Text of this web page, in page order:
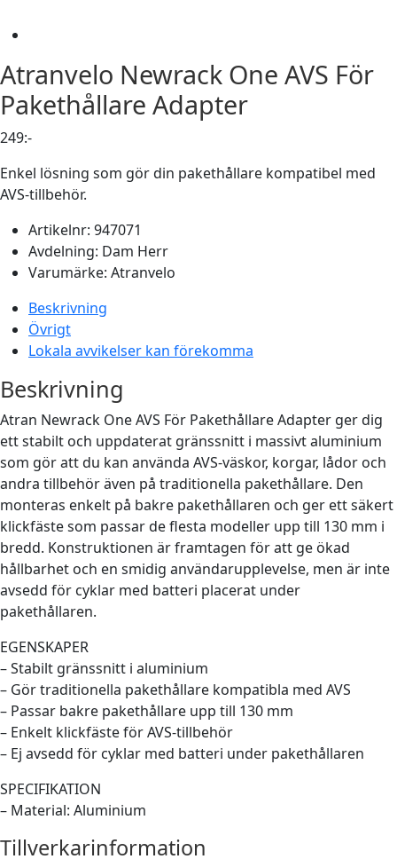
Atranvelo Newrack One AVS För
Pakethållare Adapter
249:-
Enkel lösning som gör din pakethållare kompatibel med
AVS-tillbehör.
Artikelnr: 947071
Avdelning: Dam Herr
Varumärke: Atranvelo
Beskrivning
Övrigt
Lokala avvikelser kan förekomma
Beskrivning
Atran Newrack One AVS För Pakethållare Adapter ger dig
ett stabilt och uppdaterat gränssnitt i massivt aluminium
som gör att du kan använda AVS-väskor, korgar, lådor och
andra tillbehör även på traditionella pakethållare. Den
monteras enkelt på bakre pakethållaren och ger ett säkert
klickfäste som passar de flesta modeller upp till 130 mm i
bredd. Konstruktionen är framtagen för att ge ökad
hållbarhet och en smidig användarupplevelse, men är inte
avsedd för cyklar med batteri placerat under
pakethållaren.
EGENSKAPER
– Stabilt gränssnitt i aluminium
– Gör traditionella pakethållare kompatibla med AVS
– Passar bakre pakethållare upp till 130 mm
– Enkelt klickfäste för AVS-tillbehör
– Ej avsedd för cyklar med batteri under pakethållaren
SPECIFIKATION
– Material: Aluminium
Tillverkarinformation